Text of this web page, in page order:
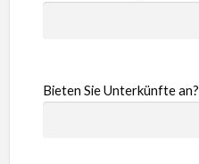
Bieten Sie Unterkünfte an?